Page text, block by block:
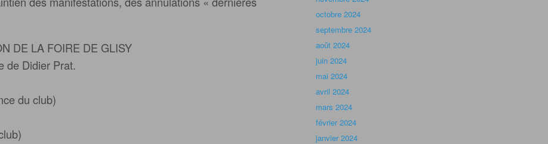
DE LA FOIRE DE GLISY
de Didier Prat.
du club)
octobre 2024
septembre 2024
août 2024
juin 2024
mai 2024
avril 2024
mars 2024
février 2024
janvier 2024